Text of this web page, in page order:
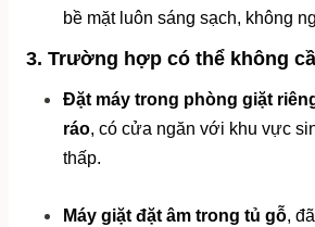
bề mặt luôn sáng sạch, không
3. Trường hợp có thể không
Đặt máy trong phòng giặt
ráo, có cửa ngăn với khu vực
thấp.
Máy giặt đặt âm trong tủ gỗ,